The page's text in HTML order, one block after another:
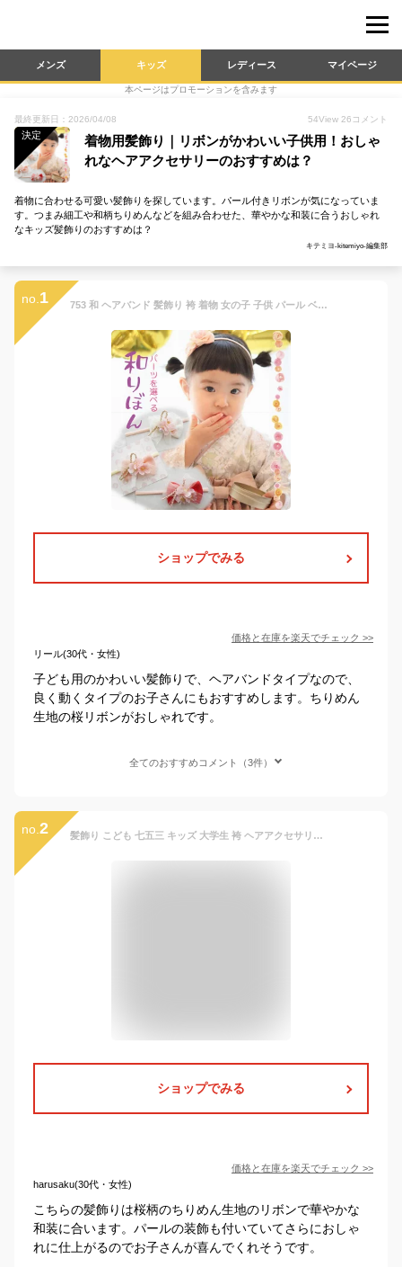
メンズ キッズ レディース マイページ
本ページはプロモーションを含みます
最終更新日：2026/04/08 54View 26 コメント
決定
着物用髪飾り｜リボンがかわいい子供用！おしゃ
れなヘアアクセサリーのおすすめは？
着物に合わせる可愛い髪飾りを探しています。パール付きリボンが気になっていま
す。つまみ細工や和柄ちりめんなどを組み合わせた、華やかな和装に合うおしゃれ
なキッズ髪飾りのおすすめは？
キテミヨ-kitemiyo-編集部
no. 1 753 和 ヘアバンド 髪飾り 袴 着物 女の子 子供 パール ベビー りぼん 【チュールリボンとオーロラパールのちりめん桜リボン】 初節句 浴衣 ベビー袴 七五三 あかちゃん ひなまつり 袴ロンパース お食い初め ひな祭り ヘアクリップ ヘアアクセサリー 赤ちゃん 花 キッズ
ショップでみる
価格と在庫を楽天でチェック >>
リール(30代・女性)
子ども用のかわいい髪飾りで、ヘアバンドタイプなので、
良く動くタイプのお子さんにもおすすめします。ちりめん
生地の桜リボンがおしゃれです。
全てのおすすめコメント（3件）
no. 2 髪飾り こども 七五三 キッズ 大学生 袴 ヘアアクセサリー 着物 ふっくらリボン 浴衣 秋祭り 卒業式 ヘッドドレス 成人式 卒園式 桜 小学生 七五三 中学生 髪飾り ヘアアクセ 和小物 振袖 結婚式 十三参り ハーフ成人式 浴衣
ショップでみる
価格と在庫を楽天でチェック >>
harusaku(30代・女性)
こちらの髪飾りは桜柄のちりめん生地のリボンで華やかな
和装に合います。パールの装飾も付いていてさらにおしゃ
れに仕上がるのでお子さんが喜んでくれそうです。